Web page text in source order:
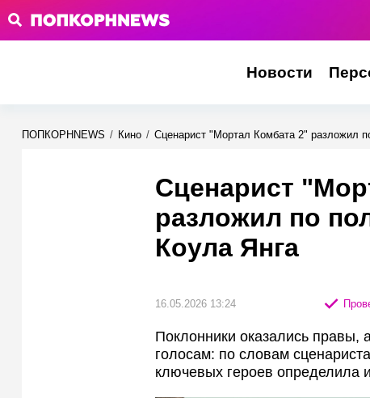
Новости
ПОПКОРНNEWS / Кино / Сценарист "Мортал Комбата 2" разложил
Сценарист
разложил по
Коула Янга
16.05.2026 13:24
Поклонники оказались
голосам: по словам
ключевых героев определила